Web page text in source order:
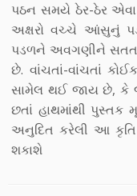
પઠન સમયે ઠેર-ઠેર
અક્ષરો વચ્ચે આંસુનું
પડળને અવગણીને સતત
છે. વાંચતાં-વાંચતાં
સામેલ થઈ જાય છે, કે
છતાં હાથમાંથી પુસ્તક
અનુદિત કરેલી આ કૃતિ
શકાશે